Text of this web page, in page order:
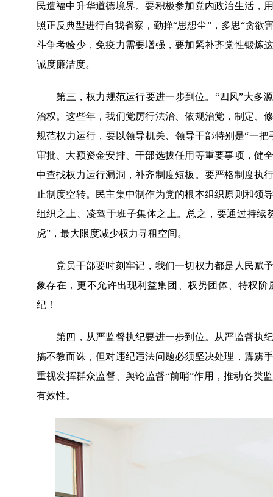
民造福中升华道德境界。要积极参加党内政治生活，
照正反典型进行自我省察，勤掸“思想尘”，多思“贪欲
斗争考验少，免疫力需要增强，要加紧补齐党性锻炼
诚度廉洁度。
第三，权力规范运行要进一步到位。“四风”大多
治权。这些年，我们党厉行法治、依规治党，制定、
规范权力运行，要以领导机关、领导干部特别是“一
审批、大额资金安排、干部选拔任用等重要事项，健
中查找权力运行漏洞，补齐制度短板。要严格制度执
止制度空转。民主集中制作为党的根本组织原则和领
组织之上、凌驾于班子集体之上。总之，要通过持续
虎”，最大限度减少权力寻租空间。
党员干部要时刻牢记，我们一切权力都是人民赋予
象存在，更不允许出现利益集团、权势团体、特权
纪！
第四，从严监督执纪要进一步到位。从严监督执纪
搞不教而诛，但对违纪违法问题必须坚决处理，霹雳
重视发挥群众监督、舆论监督“前哨”作用，推动各类
有效性。